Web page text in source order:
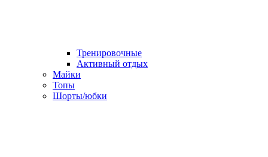
Тренировочные
Активный отдых
Майки
Топы
Шорты/юбки